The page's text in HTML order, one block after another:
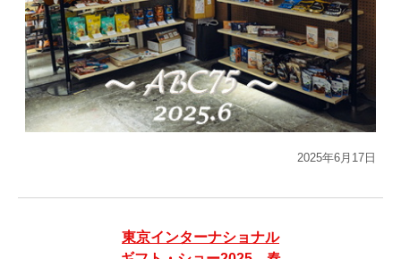
2025年6月17日
東京インターナショナル